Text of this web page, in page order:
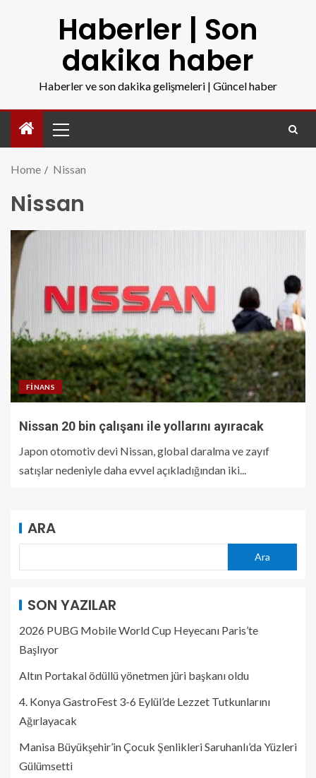
Haberler | Son
dakika haber
Haberler ve son dakika gelişmeleri | Güncel haber
Home Nissan
Nissan
FINANS
Nissan 20 bin çalışanı ile yollarını ayıracak
Japon otomotiv devi Nissan, global daralma ve zayıf
satışlar nedeniyle daha evvel açıkladığından iki...
ARA
Ara
SON YAZILAR
2026 PUBG Mobile World Cup Heyecanı Paris’te
Başlıyor
Altın Portakal ödüllü yönetmen jüri başkanı oldu
4. Konya GastroFest 3-6 Eylül’de Lezzet Tutkunlarını
Ağırlayacak
Manisa Büyükşehir’in Çocuk Şenlikleri Saruhanlı’da Yüzleri
Gülümsetti